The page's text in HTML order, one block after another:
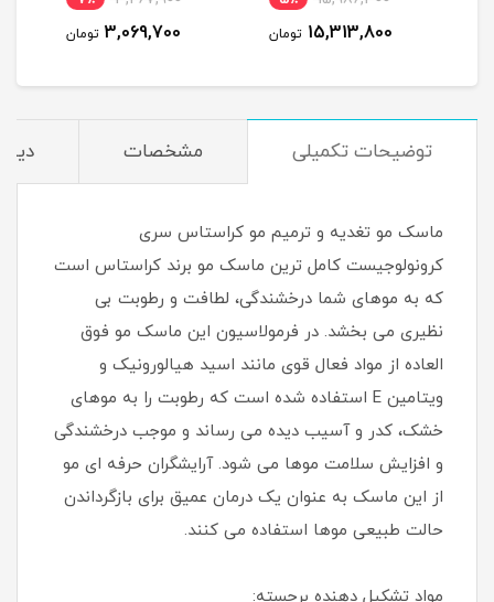
15,313,800 تومان 3,069,700 تومان
توضیحات تکمیلی مشخصات
ماسک مو تغدیه و ترمیم مو کراستاس سری
کرونولوجیست کامل ترین ماسک مو برند کراستاس است
که به موهای شما درخشندگی، لطافت و رطوبت بی
نظیری می بخشد. در فرمولاسیون این ماسک مو فوق
العاده از مواد فعال قوی مانند اسید هیالورونیک و
ویتامین E استفاده شده است که رطوبت را به موهای
خشک، کدر و آسیب دیده می رساند و موجب درخشندگی
و افزایش سلامت موها می شود. آرایشگران حرفه ای مو
از این ماسک به عنوان یک درمان عمیق برای بازگرداندن
حالت طبیعی موها استفاده می کنند.